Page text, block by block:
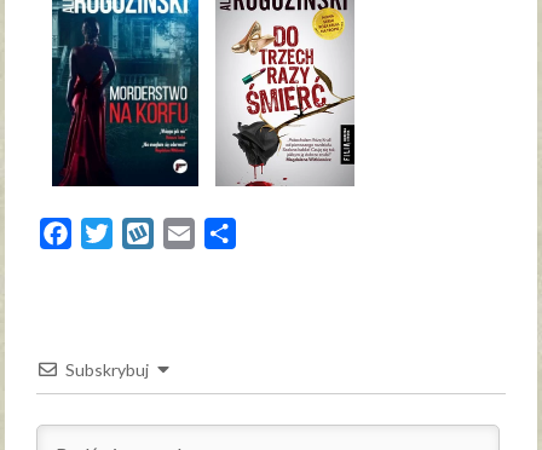
FacebookTwitterWykopEmail
Subskrybuj